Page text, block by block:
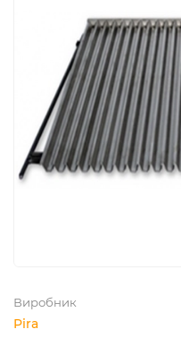
Виробник
Pira